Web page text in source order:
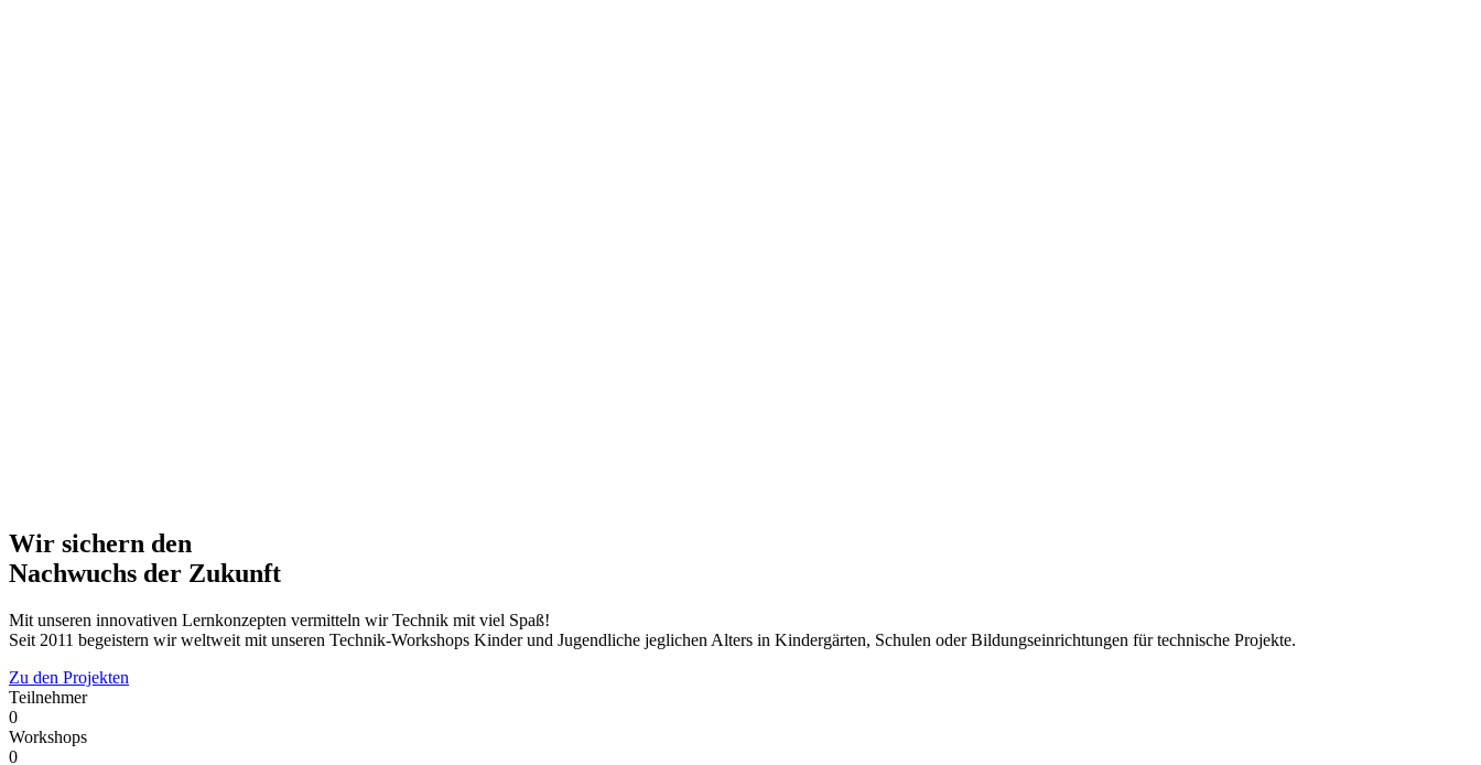
Wir sichern den
Nachwuchs der Zukunft
Mit unseren innovativen Lernkonzepten vermitteln wir Technik mit viel Spaß!
Seit 2011 begeistern wir weltweit mit unseren Technik-Workshops Kinder und Jugendliche jeglichen Alters in Kindergärten, Schulen oder Bildungseinrichtungen für technische Projekte.
Zu den Projekten
Teilnehmer
0
Workshops
0